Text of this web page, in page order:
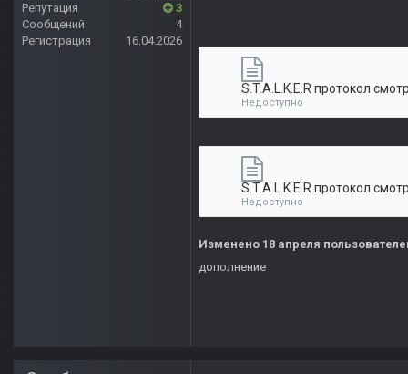
Репутация
3
Сообщений
4
Регистрация
16.04.2026
Недоступно
Недоступно
Изменено 18 апреля
дополнение